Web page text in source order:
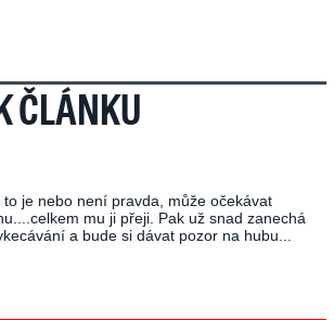
ČLÁNKU
to je nebo není pravda, může očekávat
mu ji přeji. Pak už snad zanechá
a bude si dávat pozor na hubu...